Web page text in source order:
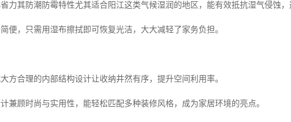
力其防潮防霉特性尤其适合阳江这类气候湿润的地区，能有效抵抗湿气侵蚀，
便，只需用湿布擦拭即可恢复光洁，大大减轻了家务负担。
方合理的内部结构设计让收纳井然有序，提升空间利用率。
兼顾时尚与实用性，能轻松匹配多种装修风格，成为家居环境的亮点。